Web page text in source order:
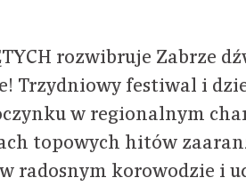
rozwibruje Zabrze
Trzydniowy festiwal i
w regionalnym
topowych hitów
radosnym korowodzie i